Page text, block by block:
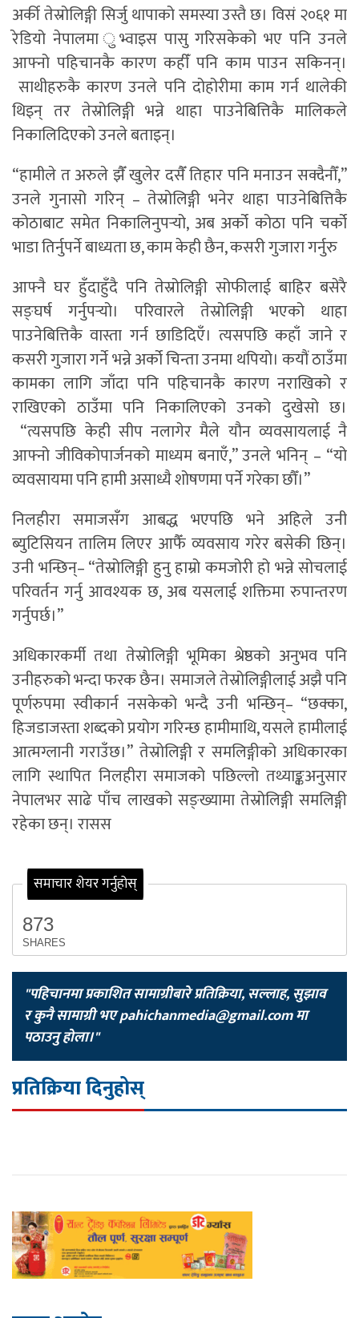
अर्की तेस्रोलिङ्गी सिर्जु थापाको समस्या उस्तै छ। विसं २०६१ मा
रेडियो नेपालमा ुभ्वाइस पासु गरिसकेको भए पनि उनले
आफ्नो पहिचानकै कारण कहीँ पनि काम पाउन सकिनन्।
साथीहरुकै कारण उनले पनि दोहोरीमा काम गर्न थालेकी
थिइन् तर तेस्रोलिङ्गी भन्ने थाहा पाउनेबित्तिकै मालिकले
निकालिदिएको उनले बताइन्।
“हामीले त अरुले झैँ खुलेर दसैँ तिहार पनि मनाउन सक्दैनौँ,”
उनले गुनासो गरिन् – तेस्रोलिङ्गी भनेर थाहा पाउनेबित्तिकै
कोठाबाट समेत निकालिनुपर्‍यो, अब अर्को कोठा पनि चर्को
भाडा तिर्नुपर्ने बाध्यता छ, काम केही छैन, कसरी गुजारा गर्नुरु
आफ्नै घर हुँदाहुँदै पनि तेस्रोलिङ्गी सोफीलाई बाहिर बसेरै
सङ्घर्ष गर्नुपर्‍यो। परिवारले तेस्रोलिङ्गी भएको थाहा
पाउनेबित्तिकै वास्ता गर्न छाडिदिएँ। त्यसपछि कहाँ जाने र
कसरी गुजारा गर्ने भन्ने अर्को चिन्ता उनमा थपियो। कयौं ठाउँमा
कामका लागि जाँदा पनि पहिचानकै कारण नराखिको र
राखिएको ठाउँमा पनि निकालिएको उनको दुखेसो छ।
“त्यसपछि केही सीप नलागेर मैले यौन व्यवसायलाई नै
आफ्नो जीविकोपार्जनको माध्यम बनाएँ,” उनले भनिन् – “यो
व्यवसायमा पनि हामी असाध्यै शोषणमा पर्ने गरेका छौँ।”
निलहीरा समाजसँग आबद्ध भएपछि भने अहिले उनी
ब्युटिसियन तालिम लिएर आफैँ व्यवसाय गरेर बसेकी छिन्।
उनी भन्छिन्– “तेस्रोलिङ्गी हुनु हाम्रो कमजोरी हो भन्ने सोचलाई
परिवर्तन गर्नु आवश्यक छ, अब यसलाई शक्तिमा रुपान्तरण
गर्नुपर्छ।”
अधिकारकर्मी तथा तेस्रोलिङ्गी भूमिका श्रेष्ठको अनुभव पनि
उनीहरुको भन्दा फरक छैन। समाजले तेस्रोलिङ्गीलाई अझै पनि
पूर्णरुपमा स्वीकार्न नसकेको भन्दै उनी भन्छिन्– “छक्का,
हिजडाजस्ता शब्दको प्रयोग गरिन्छ हामीमाथि, यसले हामीलाई
आत्मग्लानी गराउँछ।” तेस्रोलिङ्गी र समलिङ्गीको अधिकारका
लागि स्थापित निलहीरा समाजको पछिल्लो तथ्याङ्कअनुसार
नेपालभर साढे पाँच लाखको सङ्ख्यामा तेस्रोलिङ्गी समलिङ्गी
रहेका छन्। रासस
समाचार शेयर गर्नुहोस्
873
SHARES
"पहिचानमा प्रकाशित सामाग्रीबारे प्रतिक्रिया, सल्लाह, सुझाव
र कुनै सामाग्री भएpahichanmedia@gmail.comमा
पठाउनु होला।"
प्रतिक्रिया दिनुहोस्